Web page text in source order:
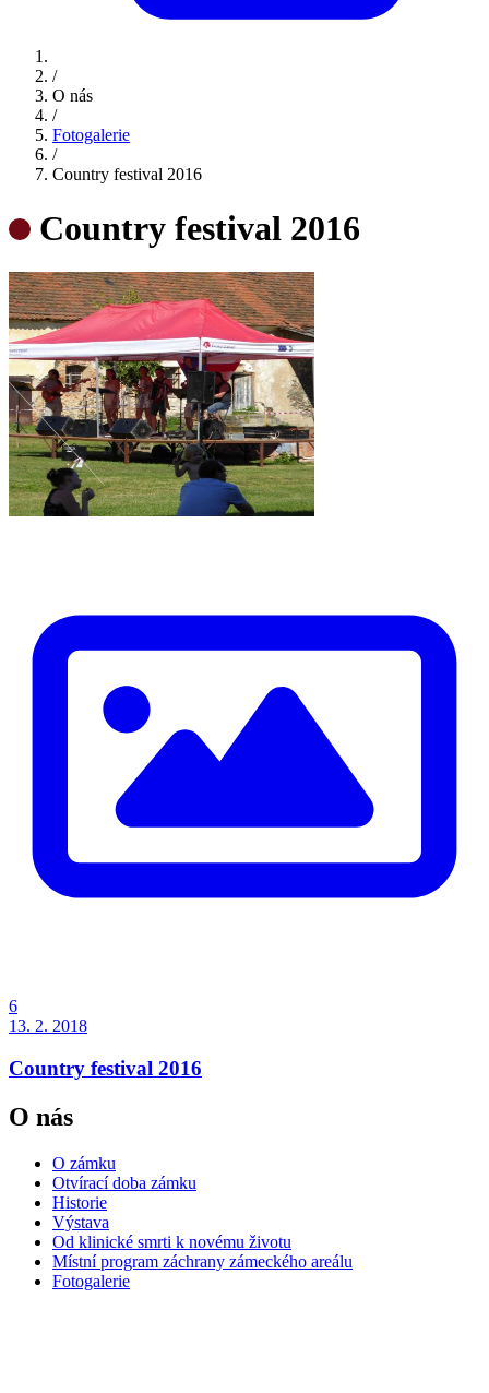
/
O nás
/
Fotogalerie
/
Country festival 2016
Country festival 2016
6
13. 2. 2018
Country festival 2016
O nás
O zámku
Otvírací doba zámku
Historie
Výstava
Od klinické smrti k novému životu
Místní program záchrany zámeckého areálu
Fotogalerie